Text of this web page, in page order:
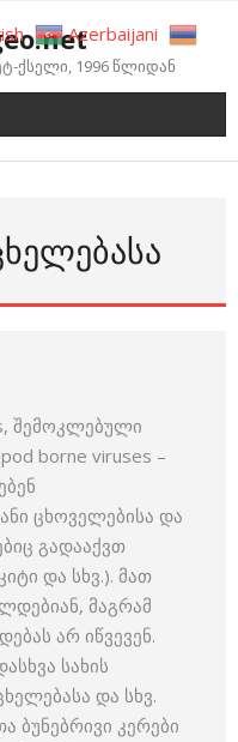
ქსელი, 1996 წლიდან
შემოკლებული
borne viruses –
ცხოველებისა და
გადააქვთ
და სხვ.). მათ
მაგრამ
არ იწვევენ.
სახის
და სხვ.
ბუნებრივი კერები
Azerbaijani